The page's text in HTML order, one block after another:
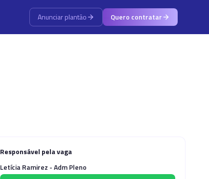
Anunciar plantão Quero contratar
Responsável pela vaga
Letícia Ramirez - Adm Pleno